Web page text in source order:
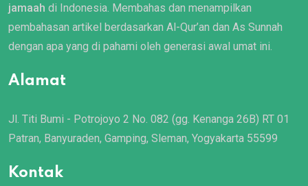
jamaah di Indonesia. Membahas dan menampilkan
pembahasan artikel berdasarkan Al-Qur’an dan As Sunnah
dengan apa yang di pahami oleh generasi awal umat ini.
Alamat
Jl. Titi Bumi - Potrojoyo 2 No. 082 (gg. Kenanga 26B) RT 01
Patran, Banyuraden, Gamping, Sleman, Yogyakarta 55599
Kontak